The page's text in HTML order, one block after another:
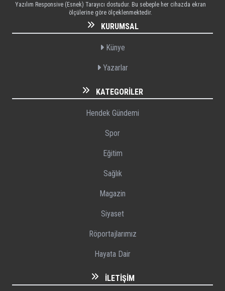
Yazılım Responsive (Esnek) Tarayıcı dostudur. Bu sebeple her cihazda ekran
ölçülerine göre ölçeklenmektedir.
KURUMSAL
Künye
Yazarlar
KATEGORILER
Hendek Gündemi
Spor
Eğitim
Sağlık
Magazin
Siyaset
Röportajlarımız
Hayata Dair
İLETIŞIM